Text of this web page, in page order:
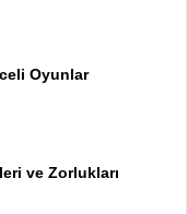
Oyunlar
ve Zorlukları